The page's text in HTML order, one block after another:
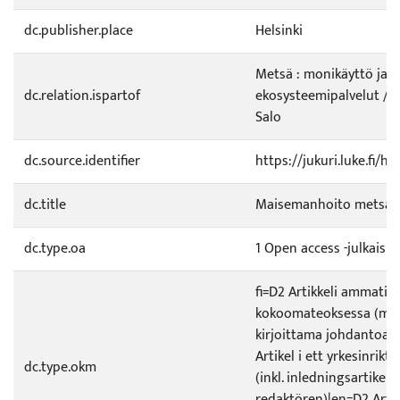
dc.publisher.place
Helsinki
dc.relation.ispartof
Metsä : monikäyttö ja
ekosysteemipalvelut /
Salo
dc.source.identifier
https://jukuri.luke.fi/
dc.title
Maisemanhoito
dc.type.oa
1 Open access -julkaisu
dc.type.okm
fi=D2 Artikkeli
kokoomateoksessa
kirjoittama
Artikel i ett
(inkl. inledningsartikel